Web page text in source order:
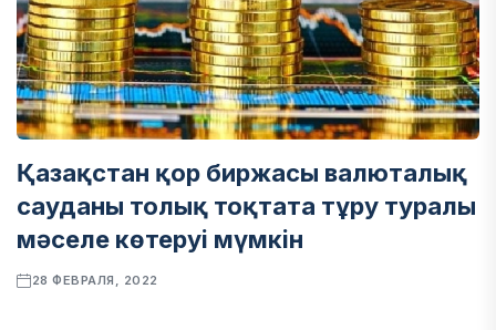
Қазақстан қор биржасы валюталық
сауданы толық тоқтата тұру туралы
мәселе көтеруі мүмкін
28 ФЕВРАЛЯ, 2022